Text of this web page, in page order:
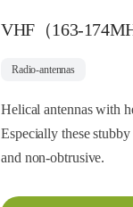
VHF（163-
Radio-antennas
Helical antennas with
Especially these
and non-obtrusive.